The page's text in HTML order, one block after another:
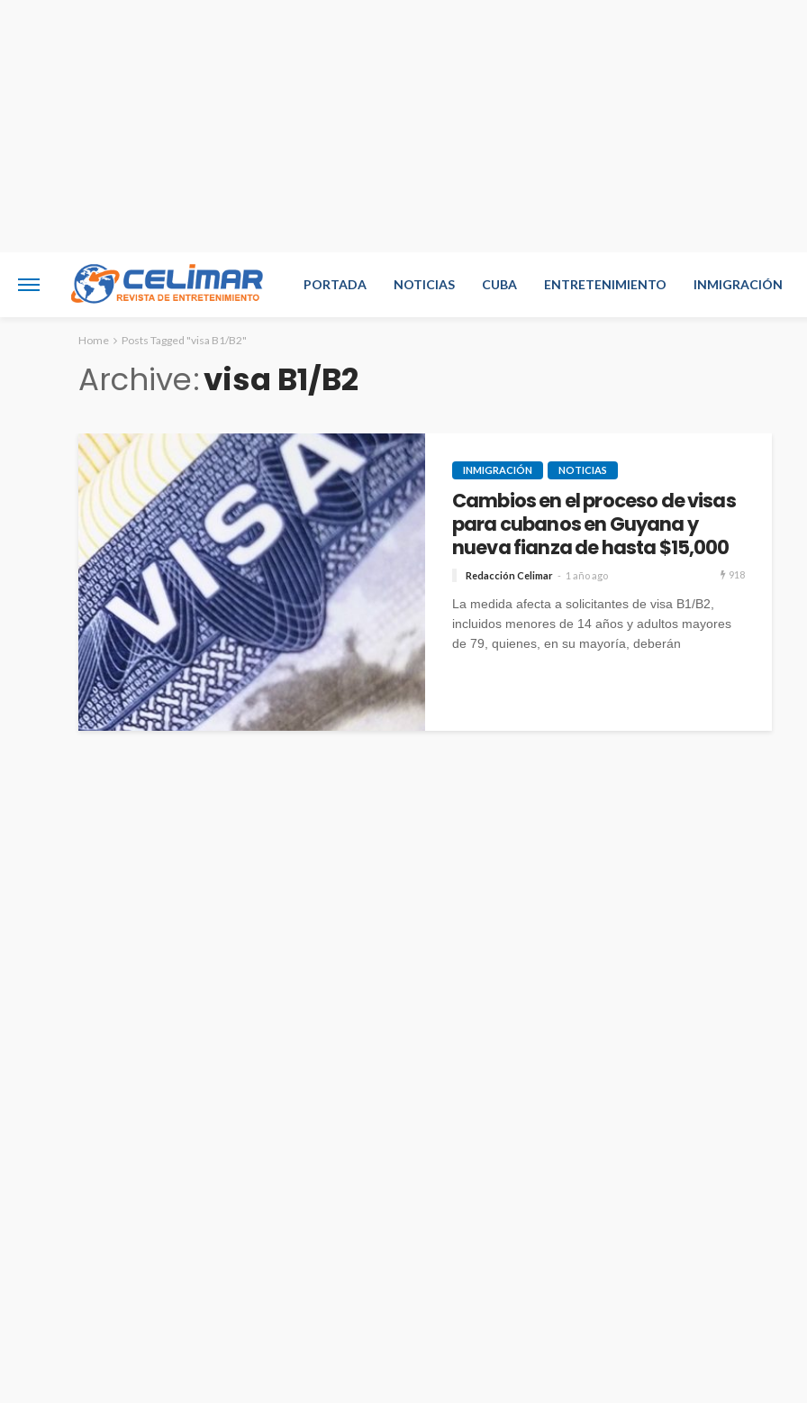
PORTADA NOTICIAS CUBA ENTRETENIMIENTO INMIGRACIÓN
Home Posts Tagged "visa B1/B2"
Archive visa B1/B2
INMIGRACIÓN NOTICIAS
Cambios en el proceso de visas
para cubanos en Guyana y
nueva fianza de hasta $15,000
Redacción Celimar 1 año ago 918
La medida afecta a solicitantes de visa B1/B2,
incluidos menores de 14 años y adultos mayores
de 79, quienes, en su mayoría, deberán